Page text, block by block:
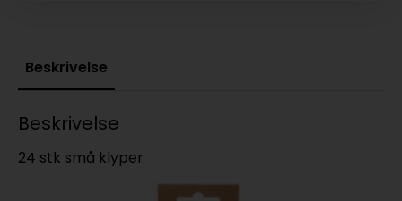
Beskrivelse
Beskrivelse
24 stk små klyper